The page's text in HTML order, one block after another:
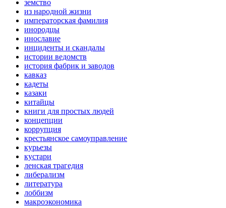
земство
из народной жизни
императорская фамилия
инородцы
инославие
инциденты и скандалы
истории ведомств
история фабрик и заводов
кавказ
кадеты
казаки
китайцы
книги для простых людей
концепции
коррупция
крестьянское самоуправление
курьезы
кустари
ленская трагедия
либерализм
литература
лоббизм
макроэкономика